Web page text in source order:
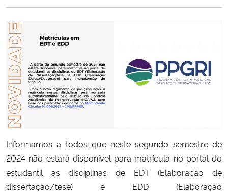
Ministério da Cidadania
Ministério da Saúde
Ministério de Minas e Energia
Ministério da Ciência, Tecnologia, Inovações e Comunicações
Ministério do Meio Ambiente
Ministério do Turismo
Ministério do Desenvolvimento Regional
Informamos a todos que neste segundo semestre de
2024 não estará disponível para matrícula no portal do
estudantil as disciplinas de EDT (Elaboração de
dissertação/tese) e EDD (Elaboração